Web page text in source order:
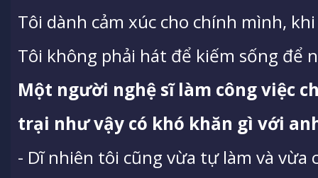
Tôi dành cảm xúc cho chính mình,
Tôi không phải hát để kiếm sống để
Một người nghệ sĩ làm công việc
trại như vậy có khó khăn gì với
- Dĩ nhiên tôi cũng vừa tự làm và vừa